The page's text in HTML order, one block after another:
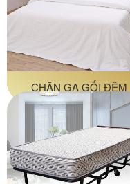
CHĂN GA GỐI ĐỆM